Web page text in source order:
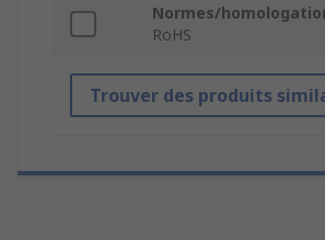
Normes/
RoHS
Trouver des produits